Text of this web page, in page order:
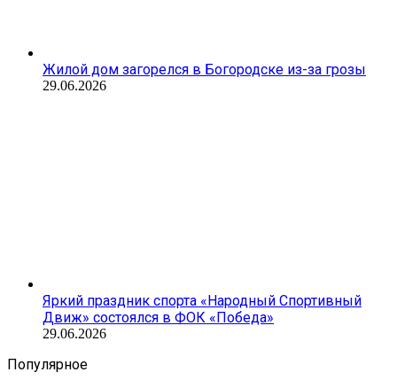
Жилой дом загорелся в Богородске из-за грозы
29.06.2026
Яркий праздник спорта «Народный Спортивный
Движ» состоялся в ФОК «Победа»
29.06.2026
Популярное